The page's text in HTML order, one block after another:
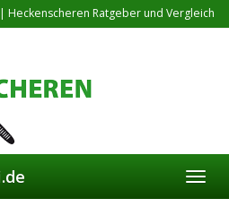
Ratgeber und Vergleich